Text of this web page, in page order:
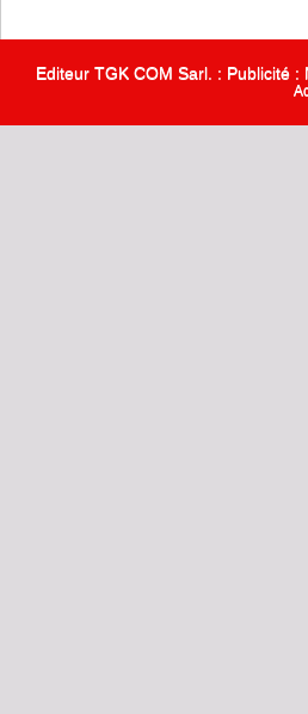
Editeur TGK COM Sarl. : Publicité